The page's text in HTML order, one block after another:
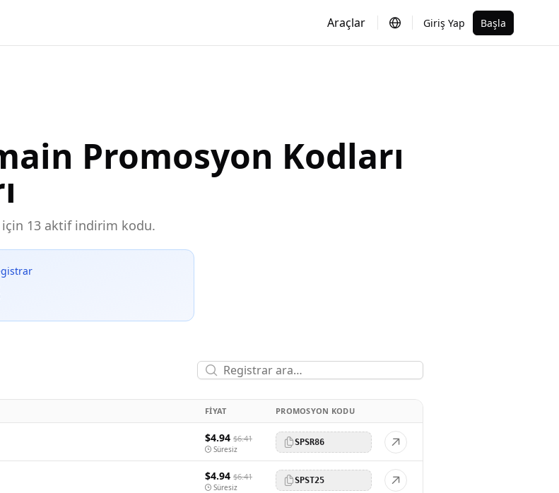
Araçlar Giriş Yap Başla
Promosyon Kodları
13 aktif indirim kodu.
FIYAT PROMOSYON KODU
$4.94 $6.41
Süresiz
SPSR86
$4.94 $6.41
Süresiz
SPST25